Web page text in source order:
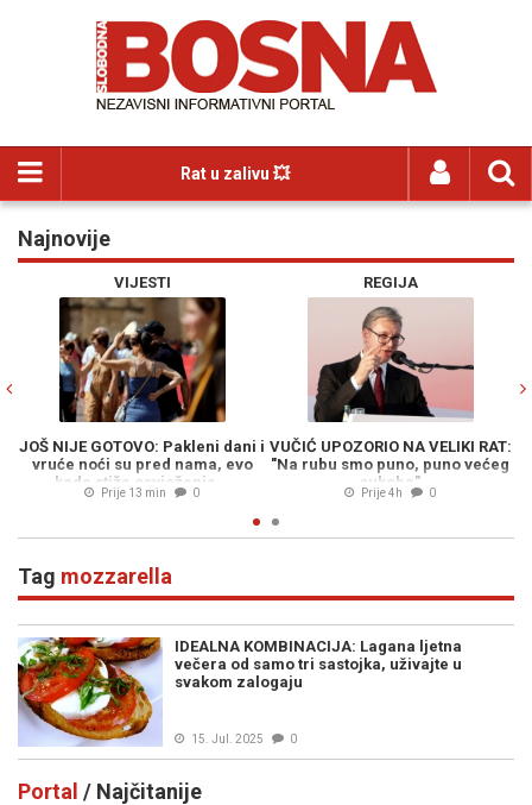
Rat u zalivu 💥
Najnovije
VIJESTI
JOŠ NIJE GOTOVO: Pakleni dani i
vruće noći su pred nama, evo
kada stiže osvježenje...
Prije 13 min 0
REGIJA
VUČIĆ UPOZORIO NA VELIKI RAT:
"Na rubu smo puno, puno većeg
sukoba"
Prije 4h 0
Tag mozzarella
IDEALNA KOMBINACIJA: Lagana ljetna
večera od samo tri sastojka, uživajte u
svakom zalogaju
15. Jul. 2025 0
Portal / Najčitanije